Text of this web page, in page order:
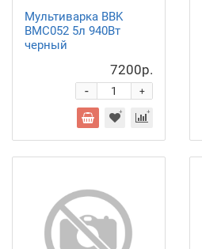
Мультиварка BBK
BMC052 5л 940Вт
черный
7200р.
+
-